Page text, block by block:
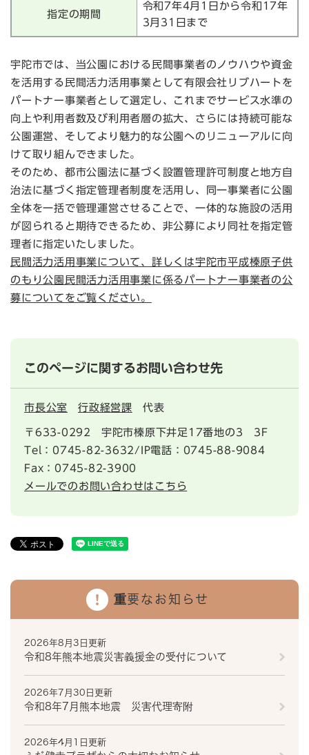
指定の期間
令和7年4月1日から令和17年
3月31日まで
宇陀市では、当公園における民間事業者のノウハウや資金
を活用する民間活力活用事業として有限会社リブハートを
パートナー事業者として選定し、これまでサービス水準の
向上や利用者数及び利用者層の拡大、さらには持続可能な
公園運営、そしてより魅力的な公園へのリニューアルに向
けて取り組んできました。
そのため、都市公園法に基づく設置管理許可制度と地方自
治法に基づく指定管理者制度を活用し、同一事業者に公園
全体を一括で管理運営させることで、一体的な施設の活用
が図られると期待できるため、非公募により同社を指定管
理者に指定いたしました。
民間活力活用事業について、詳しくは宇陀市平成榛原子供
のもり公園民間活力活用事業に係るパートナー事業者の公
募についてをご覧ください。
このページに関するお問い合わせ先
市長公室 行政経営課 代表
〒633-0292
宇陀市榛原下井足17番地の3 3F
Tel：0745-82-3632/IP電話：0745-88-9084
Fax：0745-82-3900
メールでのお問い合わせはこちら
重要なお知らせ
2026年8月3日更新
令和8年熊本地震災害義援金の受付について
2026年7月30日更新
令和8年7月熊本地震 災害代理寄附
2026年4月1日更新